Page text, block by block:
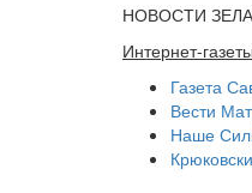
НОВОСТИ
Интернет-
Газета
Вести
Наше